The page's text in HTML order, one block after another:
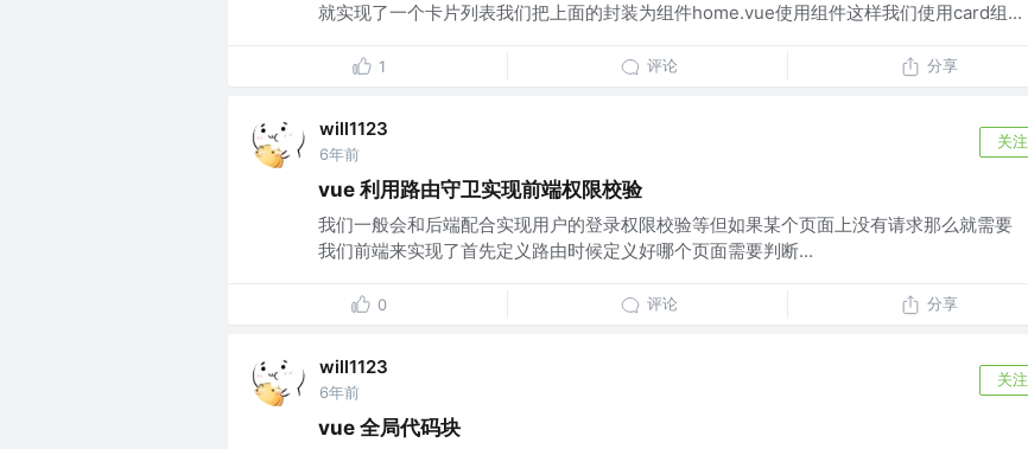
就实现了一个卡片列表我们把上面的封装为组件home.vue使用组件这样我们使用card组...
1 评论 分享
will1123
6年前
关注
vue 利用路由守卫实现前端权限校验
我们一般会和后端配合实现用户的登录权限校验等但如果某个页面上没有请求那么就需要
我们前端来实现了首先定义路由时候定义好哪个页面需要判断...
0 评论 分享
will1123
6年前
关注
vue 全局代码块